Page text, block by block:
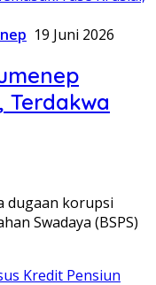
19 Juni 2026
Terdakwa
dugaan korupsi
Swadaya (BSPS)